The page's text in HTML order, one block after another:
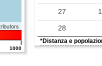
|
1000
0.01
0.01
27
28
*Distanza e